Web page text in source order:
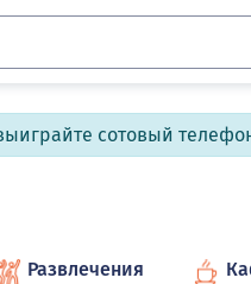
сотовый
Развлечения